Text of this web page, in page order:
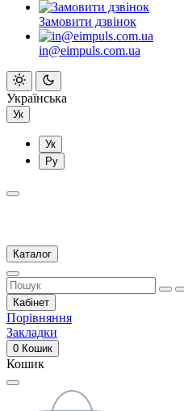
Замовити дзвінок
in@eimpuls.com.ua
Українська
Ук
Ук
Ру
Каталог
Кабінет
Порівняння
Закладки
0 Кошик
Кошик